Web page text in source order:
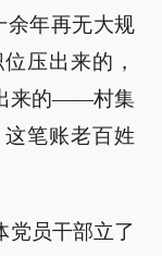
余年再无大规
压出来的，
来的——村集
笔账老百姓
党员干部立了